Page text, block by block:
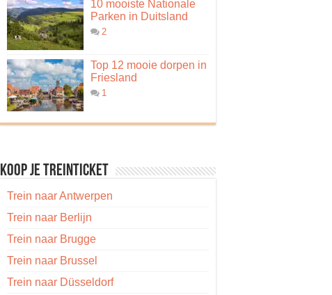
10 mooiste Nationale
Parken in Duitsland
2
Top 12 mooie dorpen in
Friesland
1
Koop je treinticket
Trein naar Antwerpen
Trein naar Berlijn
Trein naar Brugge
Trein naar Brussel
Trein naar Düsseldorf